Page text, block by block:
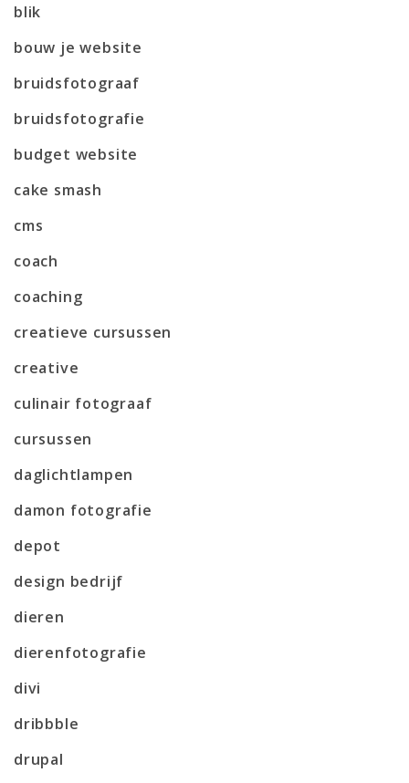
blik
bouw je website
bruidsfotograaf
bruidsfotografie
budget website
cake smash
cms
coach
coaching
creatieve cursussen
creative
culinair fotograaf
cursussen
daglichtlampen
damon fotografie
depot
design bedrijf
dieren
dierenfotografie
divi
dribbble
drupal